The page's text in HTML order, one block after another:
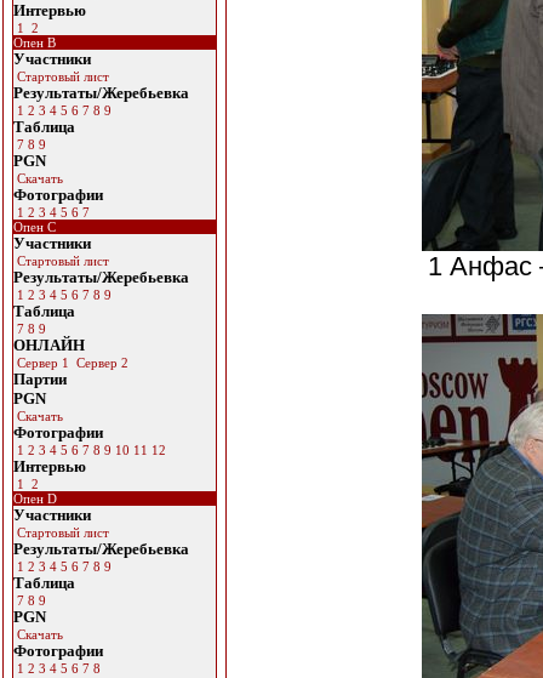
Интервью
1
2
Опен B
Участники
Стартовый лист
Результаты/Жеребьевка
1 2 3 4 5 6 7 8 9
Таблица
7 8 9
PGN
Скачать
Фотографии
1 2 3 4 5 6 7
Опен С
Участники
Стартовый лист
Результаты/Жеребьевка
1 2 3 4 5 6 7 8 9
Таблица
7 8 9
ОНЛАЙН
Сервер 1 Сервер 2
Партии
PGN
Скачать
Фотографии
1 2 3 4 5 6 7 8 9 10 11 12
Интервью
1
2
Опен D
Участники
Стартовый лист
Результаты/Жеребьевка
1 2 3 4 5 6 7 8 9
Таблица
7 8 9
PGN
Скачать
Фотографии
1 2 3 4 5 6 7 8
1 Анфас